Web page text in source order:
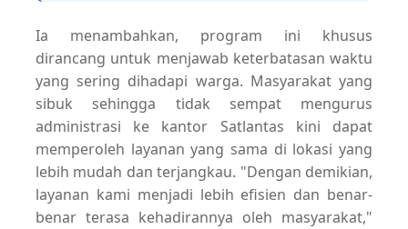
Ia menambahkan, program ini khusus
dirancang untuk menjawab keterbatasan waktu
yang sering dihadapi warga. Masyarakat yang
sibuk sehingga tidak sempat mengurus
administrasi ke kantor Satlantas kini dapat
memperoleh layanan yang sama di lokasi yang
lebih mudah dan terjangkau. "Dengan demikian,
layanan kami menjadi lebih efisien dan benar-
benar terasa kehadirannya oleh masyarakat,"